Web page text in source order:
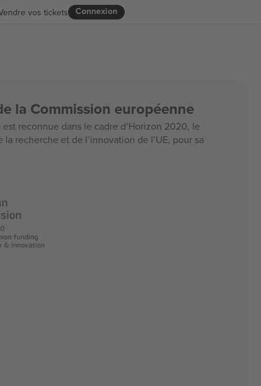
Connexion
vos tickets
la Commission européenne
reconnue dans le cadre d’Horizon 2020, le
recherche et de l’innovation de l’UE, pour sa